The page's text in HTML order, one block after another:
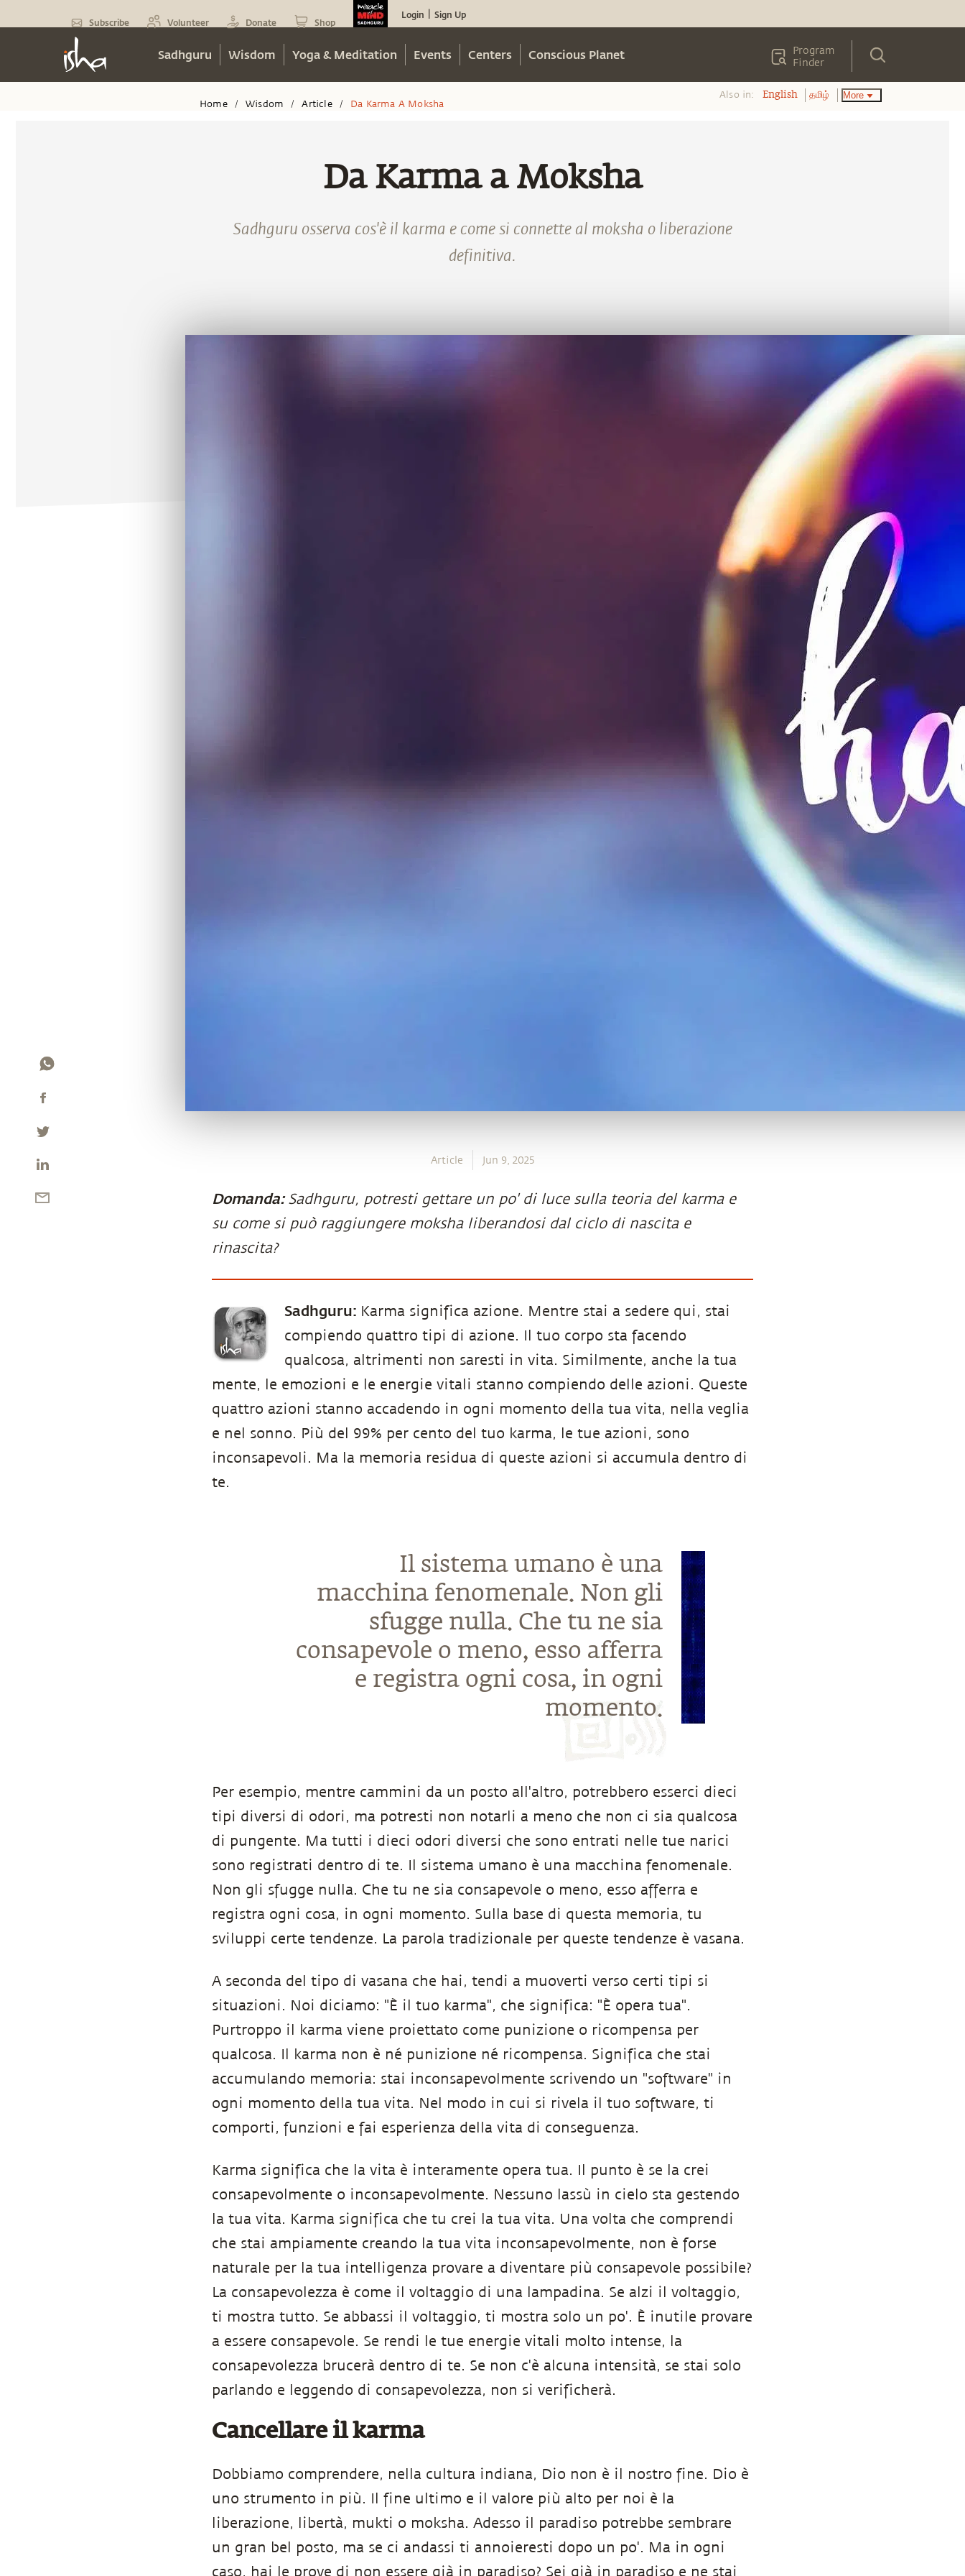
Subscribe Volunteer Donate Shop
Login Sign Up
Sadhguru Wisdom Yoga & Meditation Events Centers Conscious Planet
Program
Finder
Home / Wisdom / Article / Da Karma A Moksha
Also in: English தமிழ் More
Da Karma a Moksha
Sadhguru osserva cos'è il karma e come si connette al moksha o liberazione
definitiva.
Article Jun 9, 2025
Domanda:Sadhguru, potresti gettare un po' di luce sulla teoria del karma e
su come si può raggiungere moksha liberandosi dal ciclo di nascita e
rinascita?
Sadhguru: Karma significa azione. Mentre stai a sedere qui, stai
compiendo quattro tipi di azione. Il tuo corpo sta facendo
qualcosa, altrimenti non saresti in vita. Similmente, anche la tua
mente, le emozioni e le energie vitali stanno compiendo delle azioni. Queste
quattro azioni stanno accadendo in ogni momento della tua vita, nella veglia
e nel sonno. Più del 99% per cento del tuo karma, le tue azioni, sono
inconsapevoli. Ma la memoria residua di queste azioni si accumula dentro di
te.
Il sistema umano è una
macchina fenomenale. Non gli
sfugge nulla. Che tu ne sia
consapevole o meno, esso afferra
e registra ogni cosa, in ogni
momento.
Per esempio, mentre cammini da un posto all'altro, potrebbero esserci dieci
tipi diversi di odori, ma potresti non notarli a meno che non ci sia qualcosa
di pungente. Ma tutti i dieci odori diversi che sono entrati nelle tue narici
sono registrati dentro di te. Il sistema umano è una macchina fenomenale.
Non gli sfugge nulla. Che tu ne sia consapevole o meno, esso afferra e
registra ogni cosa, in ogni momento. Sulla base di questa memoria, tu
sviluppi certe tendenze. La parola tradizionale per queste tendenze è vasana.
A seconda del tipo di vasana che hai, tendi a muoverti verso certi tipi si
situazioni. Noi diciamo: "È il tuo karma", che significa: "È opera tua".
Purtroppo il karma viene proiettato come punizione o ricompensa per
qualcosa. Il karma non è né punizione né ricompensa. Significa che stai
accumulando memoria: stai inconsapevolmente scrivendo un "software" in
ogni momento della tua vita. Nel modo in cui si rivela il tuo software, ti
comporti, funzioni e fai esperienza della vita di conseguenza.
Karma significa che la vita è interamente opera tua. Il punto è se la crei
consapevolmente o inconsapevolmente. Nessuno lassù in cielo sta gestendo
la tua vita. Karma significa che tu crei la tua vita. Una volta che comprendi
che stai ampiamente creando la tua vita inconsapevolmente, non è forse
naturale per la tua intelligenza provare a diventare più consapevole possibile?
La consapevolezza è come il voltaggio di una lampadina. Se alzi il voltaggio,
ti mostra tutto. Se abbassi il voltaggio, ti mostra solo un po'. È inutile provare
a essere consapevole. Se rendi le tue energie vitali molto intense, la
consapevolezza brucerà dentro di te. Se non c'è alcuna intensità, se stai solo
parlando e leggendo di consapevolezza, non si verificherà.
Cancellare il karma
Dobbiamo comprendere, nella cultura indiana, Dio non è il nostro fine. Dio è
uno strumento in più. Il fine ultimo e il valore più alto per noi è la
liberazione, libertà, mukti o moksha. Adesso il paradiso potrebbe sembrare
un gran bel posto, ma se ci andassi ti annoieresti dopo un po'. Ma in ogni
caso, hai le prove di non essere già in paradiso? Sei già in paradiso e ne stai